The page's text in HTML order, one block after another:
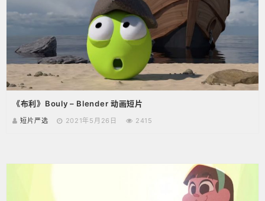
《布利》Bouly – Blender 动画短片
短片严选 2021年5月26日 2415